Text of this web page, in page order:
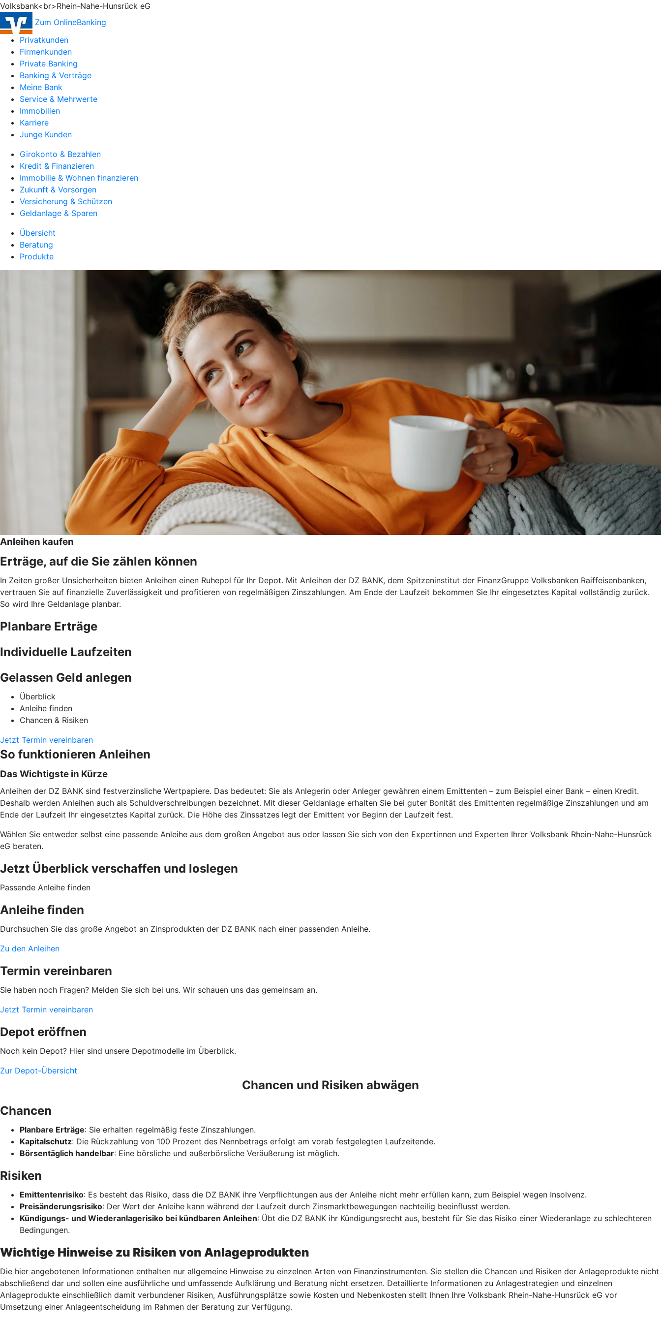
Volksbank<br>Rhein-Nahe-Hunsrück eG
Zum OnlineBanking
Privatkunden
Firmenkunden
Private Banking
Banking & Verträge
Meine Bank
Service & Mehrwerte
Immobilien
Karriere
Junge Kunden
Girokonto & Bezahlen
Kredit & Finanzieren
Immobilie & Wohnen finanzieren
Zukunft & Vorsorgen
Versicherung & Schützen
Geldanlage & Sparen
Übersicht
Beratung
Produkte
Anleihen kaufen
Erträge, auf die Sie zählen können
In Zeiten großer Unsicherheiten bieten Anleihen einen Ruhepol für Ihr Depot. Mit Anleihen der DZ BANK, dem Spitzeninstitut der FinanzGruppe Volksbanken Raiffeisenbanken,
vertrauen Sie auf finanzielle Zuverlässigkeit und profitieren von regelmäßigen Zinszahlungen. Am Ende der Laufzeit bekommen Sie Ihr eingesetztes Kapital vollständig zurück.
So wird Ihre Geldanlage planbar.
Planbare Erträge
Individuelle Laufzeiten
Gelassen Geld anlegen
Überblick
Anleihe finden
Chancen & Risiken
Jetzt Termin vereinbaren
So funktionieren Anleihen
Das Wichtigste in Kürze
Anleihen der DZ BANK sind festverzinsliche Wertpapiere. Das bedeutet: Sie als Anlegerin oder Anleger gewähren einem Emittenten – zum Beispiel einer Bank – einen Kredit.
Deshalb werden Anleihen auch als Schuldverschreibungen bezeichnet. Mit dieser Geldanlage erhalten Sie bei guter Bonität des Emittenten regelmäßige Zinszahlungen und am
Ende der Laufzeit Ihr eingesetztes Kapital zurück. Die Höhe des Zinssatzes legt der Emittent vor Beginn der Laufzeit fest.
Wählen Sie entweder selbst eine passende Anleihe aus dem großen Angebot aus oder lassen Sie sich von den Expertinnen und Experten Ihrer Volksbank Rhein-Nahe-Hunsrück
eG beraten.
Jetzt Überblick verschaffen und loslegen
Passende Anleihe finden
Anleihe finden
Durchsuchen Sie das große Angebot an Zinsprodukten der DZ BANK nach einer passenden Anleihe.
Zu den Anleihen
Termin vereinbaren
Sie haben noch Fragen? Melden Sie sich bei uns. Wir schauen uns das gemeinsam an.
Jetzt Termin vereinbaren
Depot eröffnen
Noch kein Depot? Hier sind unsere Depotmodelle im Überblick.
Zur Depot-Übersicht
Chancen und Risiken abwägen
Chancen
Planbare Erträge: Sie erhalten regelmäßig feste Zinszahlungen.
Kapitalschutz: Die Rückzahlung von 100 Prozent des Nennbetrags erfolgt am vorab festgelegten Laufzeitende.
Börsentäglich handelbar: Eine börsliche und außerbörsliche Veräußerung ist möglich.
Risiken
Emittentenrisiko: Es besteht das Risiko, dass die DZ BANK ihre Verpflichtungen aus der Anleihe nicht mehr erfüllen kann, zum Beispiel wegen Insolvenz.
Preisänderungsrisiko: Der Wert der Anleihe kann während der Laufzeit durch Zinsmarktbewegungen nachteilig beeinflusst werden.
Kündigungs- und Wiederanlagerisiko bei kündbaren Anleihen: Übt die DZ BANK ihr Kündigungsrecht aus, besteht für Sie das Risiko einer Wiederanlage zu schlechteren
Bedingungen.
Wichtige Hinweise zu Risiken von Anlageprodukten
Die hier angebotenen Informationen enthalten nur allgemeine Hinweise zu einzelnen Arten von Finanzinstrumenten. Sie stellen die Chancen und Risiken der Anlageprodukte nicht
abschließend dar und sollen eine ausführliche und umfassende Aufklärung und Beratung nicht ersetzen. Detaillierte Informationen zu Anlagestrategien und einzelnen
Anlageprodukte einschließlich damit verbundener Risiken, Ausführungsplätze sowie Kosten und Nebenkosten stellt Ihnen Ihre Volksbank Rhein-Nahe-Hunsrück eG vor
Umsetzung einer Anlageentscheidung im Rahmen der Beratung zur Verfügung.